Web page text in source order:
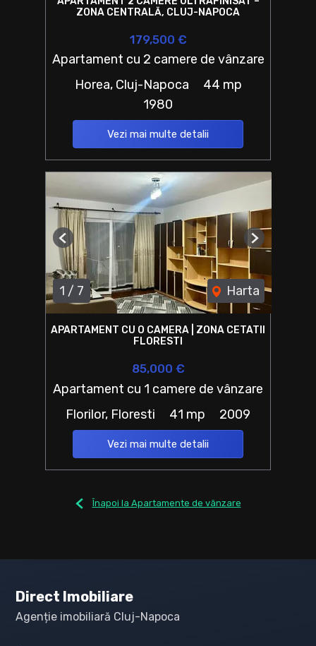
ZONA CENTRALĂ, CLUJ-NAPOCA
179,500 €
Apartament cu 2 camere de vânzare
Horea, Cluj-Napoca
44 mp
1980
Vezi mai multe detalii
1 / 7 Harta
Previous Next
APARTAMENT CU O CAMERA | ZONA CETATII
FLORESTI
85,000 €
Apartament cu 1 camere de vânzare
Florilor, Floresti
41 mp 2009
Vezi mai multe detalii
Înapoi la Apartamente de vânzare
Direct Imobiliare
Agenție imobiliară Cluj-Napoca